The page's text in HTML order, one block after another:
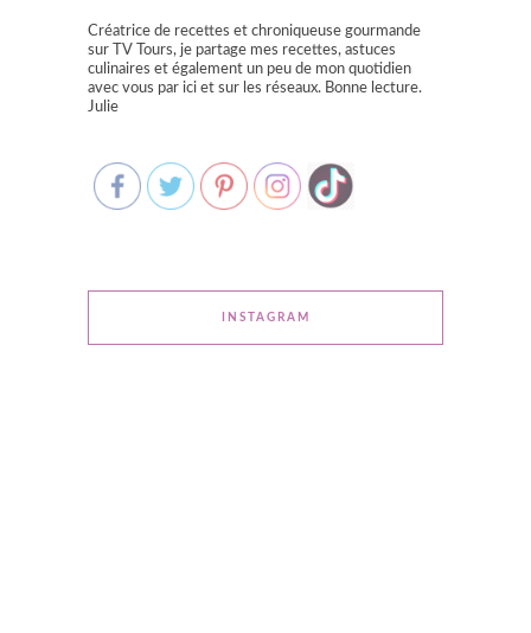
Créatrice de recettes et chroniqueuse gourmande
sur TV Tours, je partage mes recettes, astuces
culinaires et également un peu de mon quotidien
avec vous par ici et sur les réseaux. Bonne lecture.
Julie
INSTAGRAM